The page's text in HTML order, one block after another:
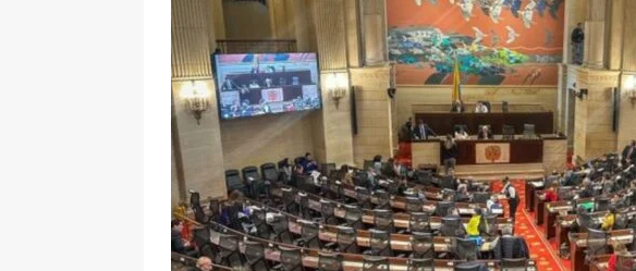
[ 6 de agosto de 2026 ] La historia detrás de la banda
Espriella: tradición, simbolismo y el arte de un sastre
ÚLTIMO